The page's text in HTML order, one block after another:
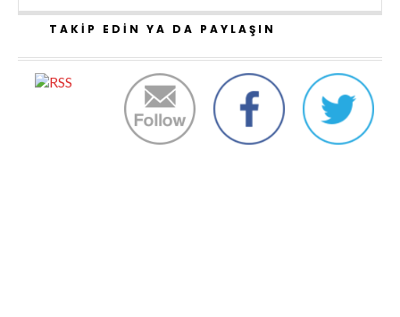
TAKIP EDIN YA DA PAYLAŞIN